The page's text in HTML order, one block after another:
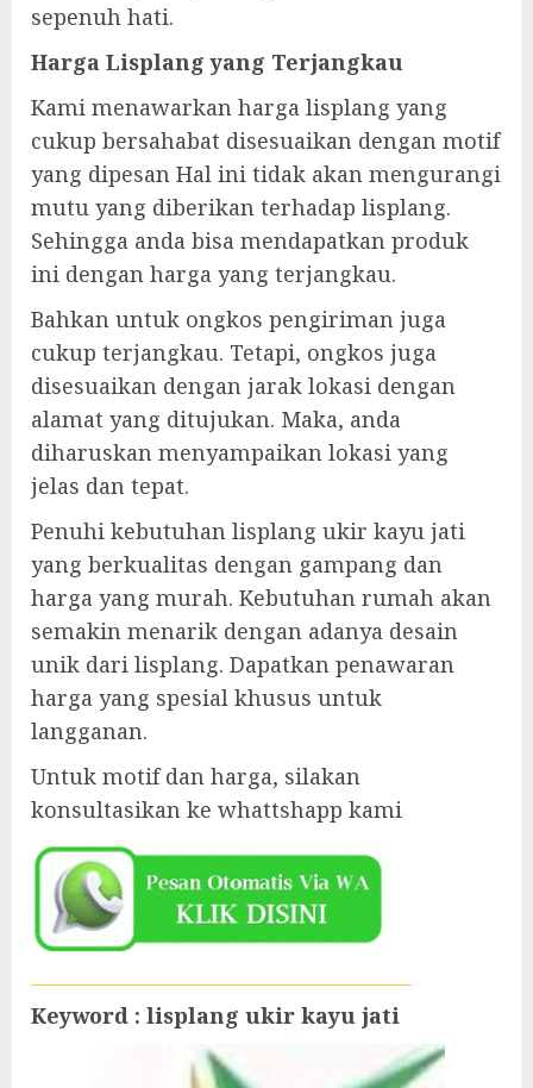
sepenuh hati.
Harga Lisplang yang Terjangkau
Kami menawarkan harga lisplang yang
cukup bersahabat disesuaikan dengan motif
yang dipesan Hal ini tidak akan mengurangi
mutu yang diberikan terhadap lisplang.
Sehingga anda bisa mendapatkan produk
ini dengan harga yang terjangkau.
Bahkan untuk ongkos pengiriman juga
cukup terjangkau. Tetapi, ongkos juga
disesuaikan dengan jarak lokasi dengan
alamat yang ditujukan. Maka, anda
diharuskan menyampaikan lokasi yang
jelas dan tepat.
Penuhi kebutuhan lisplang ukir kayu jati
yang berkualitas dengan gampang dan
harga yang murah. Kebutuhan rumah akan
semakin menarik dengan adanya desain
unik dari lisplang. Dapatkan penawaran
harga yang spesial khusus untuk
langganan.
Untuk motif dan harga, silakan
konsultasikan ke whattshapp kami
Keyword : lisplang ukir kayu jati